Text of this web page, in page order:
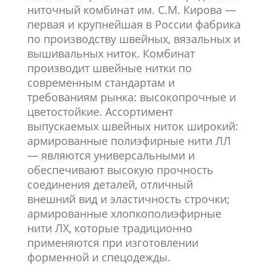
ниточный комбинат им. С.М. Кирова —
первая и крупнейшая в России фабрика
по производству швейных, вязальных и
вышивальных ниток. Комбинат
производит швейные нитки по
современным стандартам и
требованиям рынка: высокопрочные и
цветостойкие. Ассортимент
выпускаемых швейных ниток широкий:
армированные полиэфирные нити ЛЛ
— являются универсальными и
обеспечивают высокую прочность
соединения деталей, отличный
внешний вид и эластичность строчки;
армированные хлопкополиэфирные
нити ЛХ, которые традиционно
применяются при изготовлении
форменной и спецодежды.